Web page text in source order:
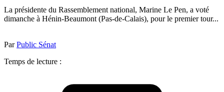
La présidente du Rassemblement national, Marine Le Pen, a voté
dimanche à Hénin-Beaumont (Pas-de-Calais), pour le premier tour...
ParPublic Sénat
Temps de lecture :